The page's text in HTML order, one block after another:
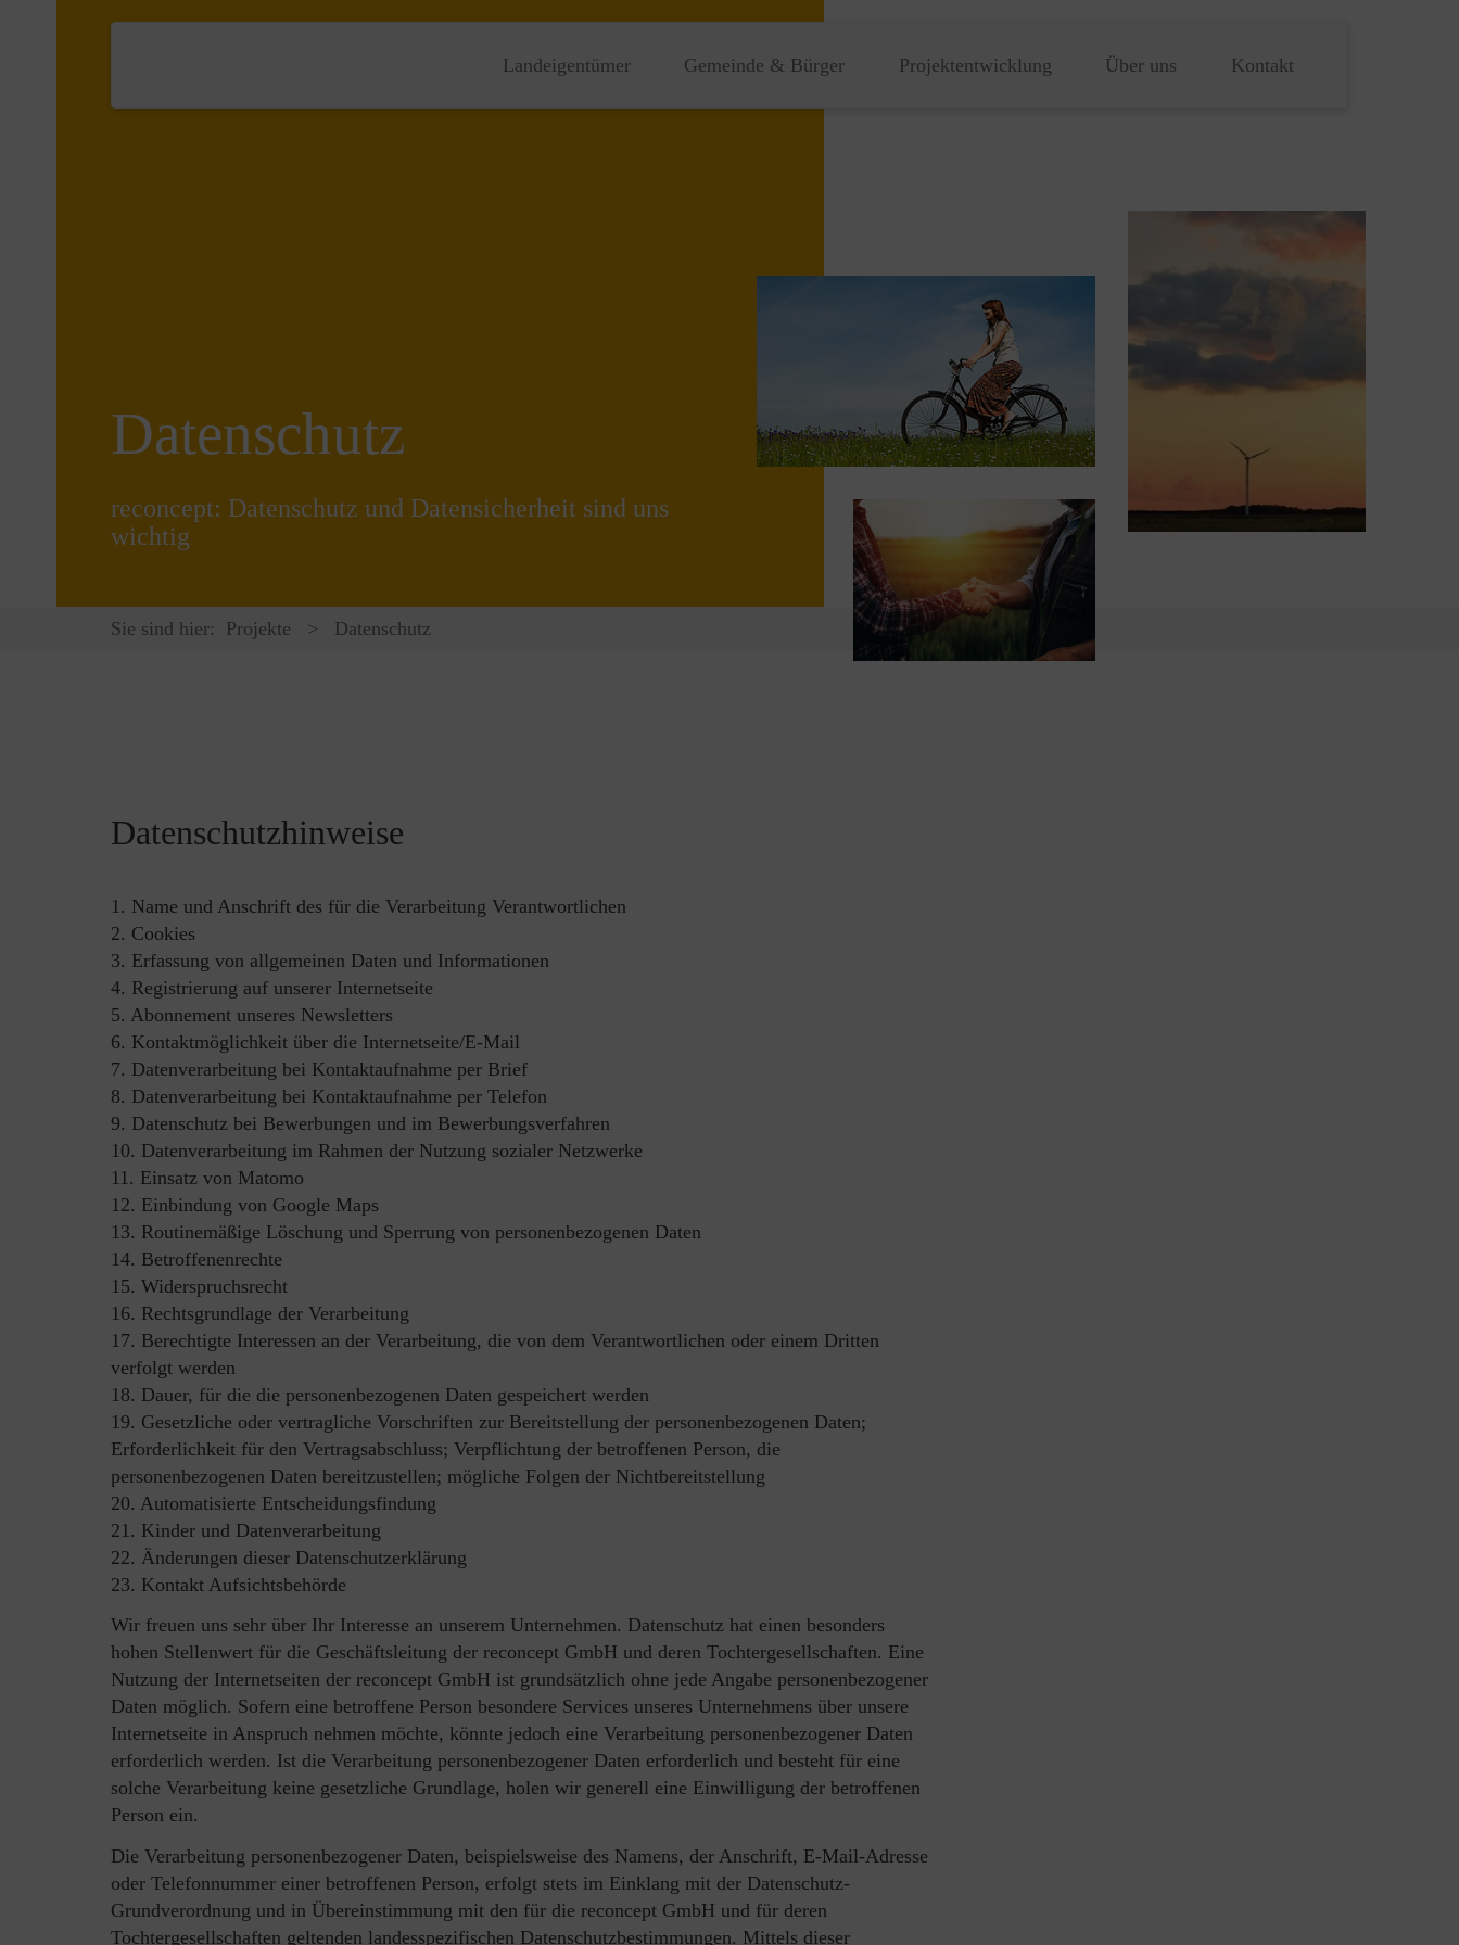
Landeigentümer Gemeinde & Bürger Projektentwicklung Über uns Kontakt
Datenschutz
reconcept: Datenschutz und Datensicherheit sind uns
wichtig
Sie sind hier: Projekte > Datenschutz
Datenschutzhinweise
1. Name und Anschrift des für die Verarbeitung Verantwortlichen
2. Cookies
3. Erfassung von allgemeinen Daten und Informationen
4. Registrierung auf unserer Internetseite
5. Abonnement unseres Newsletters
6. Kontaktmöglichkeit über die Internetseite/E-Mail
7. Datenverarbeitung bei Kontaktaufnahme per Brief
8. Datenverarbeitung bei Kontaktaufnahme per Telefon
9. Datenschutz bei Bewerbungen und im Bewerbungsverfahren
10. Datenverarbeitung im Rahmen der Nutzung sozialer Netzwerke
11. Einsatz von Matomo
12. Einbindung von Google Maps
13. Routinemäßige Löschung und Sperrung von personenbezogenen Daten
14. Betroffenenrechte
15. Widerspruchsrecht
16. Rechtsgrundlage der Verarbeitung
17. Berechtigte Interessen an der Verarbeitung, die von dem Verantwortlichen oder einem Dritten
verfolgt werden
18. Dauer, für die die personenbezogenen Daten gespeichert werden
19. Gesetzliche oder vertragliche Vorschriften zur Bereitstellung der personenbezogenen Daten;
Erforderlichkeit für den Vertragsabschluss; Verpflichtung der betroffenen Person, die
personenbezogenen Daten bereitzustellen; mögliche Folgen der Nichtbereitstellung
20. Automatisierte Entscheidungsfindung
21. Kinder und Datenverarbeitung
22. Änderungen dieser Datenschutzerklärung
23. Kontakt Aufsichtsbehörde
Wir freuen uns sehr über Ihr Interesse an unserem Unternehmen. Datenschutz hat einen besonders
hohen Stellenwert für die Geschäftsleitung der reconcept GmbH und deren Tochtergesellschaften. Eine
Nutzung der Internetseiten der reconcept GmbH ist grundsätzlich ohne jede Angabe personenbezogener
Daten möglich. Sofern eine betroffene Person besondere Services unseres Unternehmens über unsere
Internetseite in Anspruch nehmen möchte, könnte jedoch eine Verarbeitung personenbezogener Daten
erforderlich werden. Ist die Verarbeitung personenbezogener Daten erforderlich und besteht für eine
solche Verarbeitung keine gesetzliche Grundlage, holen wir generell eine Einwilligung der betroffenen
Person ein.
Die Verarbeitung personenbezogener Daten, beispielsweise des Namens, der Anschrift, E-Mail-Adresse
oder Telefonnummer einer betroffenen Person, erfolgt stets im Einklang mit der Datenschutz-
Grundverordnung und in Übereinstimmung mit den für die reconcept GmbH und für deren
Tochtergesellschaften geltenden landesspezifischen Datenschutzbestimmungen. Mittels dieser